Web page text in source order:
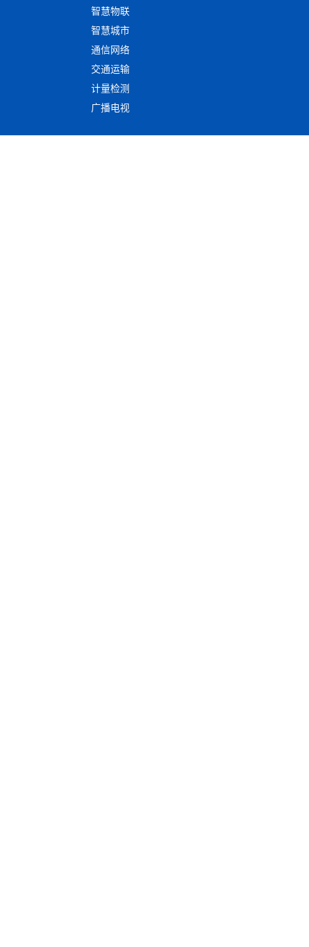
智慧物联
智慧城市
通信网络
交通运输
计量检测
广播电视